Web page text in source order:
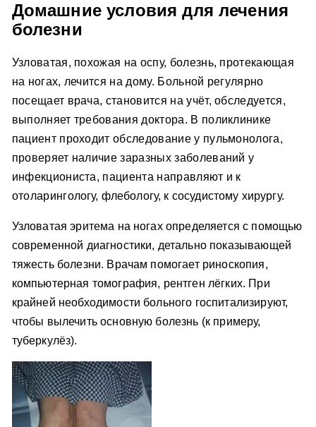
Домашние условия для лечения
болезни
Узловатая, похожая на оспу, болезнь, протекающая
на ногах, лечится на дому. Больной регулярно
посещает врача, становится на учёт, обследуется,
выполняет требования доктора. В поликлинике
пациент проходит обследование у пульмонолога,
проверяет наличие заразных заболеваний у
инфекциониста, пациента направляют и к
отоларингологу, флебологу, к сосудистому хирургу.
Узловатая эритема на ногах определяется с помощью
современной диагностики, детально показывающей
тяжесть болезни. Врачам помогает риноскопия,
компьютерная томография, рентген лёгких. При
крайней необходимости больного госпитализируют,
чтобы вылечить основную болезнь (к примеру,
туберкулёз).